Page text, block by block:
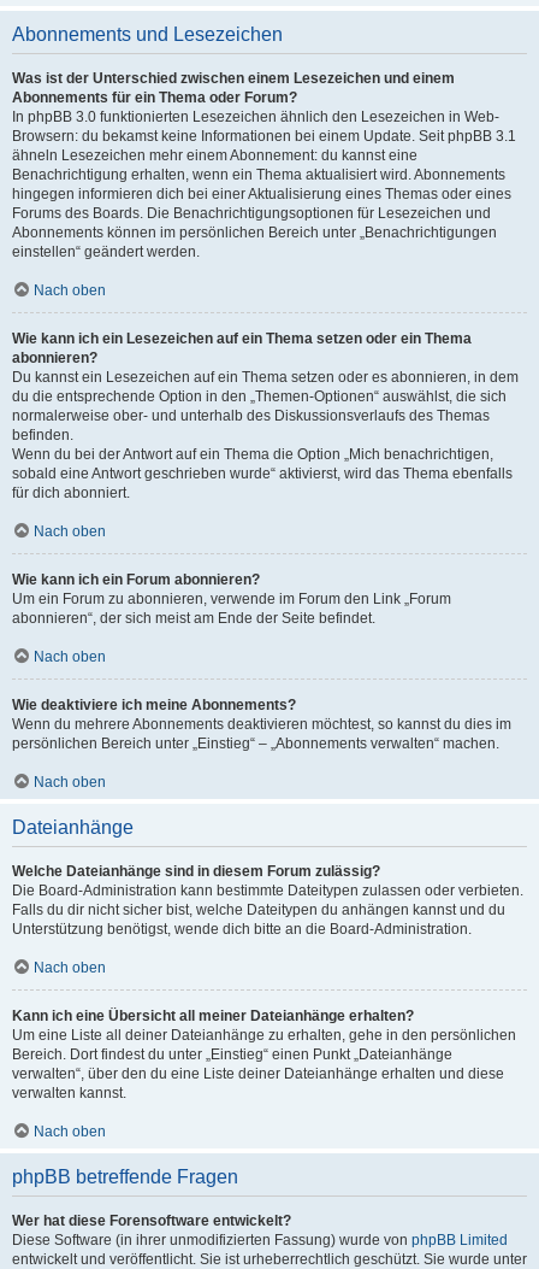
Abonnements und Lesezeichen
Was ist der Unterschied zwischen einem Lesezeichen und einem
Abonnements für ein Thema oder Forum?
In phpBB 3.0 funktionierten Lesezeichen ähnlich den Lesezeichen in Web-
Browsern: du bekamst keine Informationen bei einem Update. Seit phpBB 3.1
ähneln Lesezeichen mehr einem Abonnement: du kannst eine
Benachrichtigung erhalten, wenn ein Thema aktualisiert wird. Abonnements
hingegen informieren dich bei einer Aktualisierung eines Themas oder eines
Forums des Boards. Die Benachrichtigungsoptionen für Lesezeichen und
Abonnements können im persönlichen Bereich unter „Benachrichtigungen
einstellen“ geändert werden.
Nach oben
Wie kann ich ein Lesezeichen auf ein Thema setzen oder ein Thema
abonnieren?
Du kannst ein Lesezeichen auf ein Thema setzen oder es abonnieren, in dem
du die entsprechende Option in den „Themen-Optionen“ auswählst, die sich
normalerweise ober- und unterhalb des Diskussionsverlaufs des Themas
befinden.
Wenn du bei der Antwort auf ein Thema die Option „Mich benachrichtigen,
sobald eine Antwort geschrieben wurde“ aktivierst, wird das Thema ebenfalls
für dich abonniert.
Nach oben
Wie kann ich ein Forum abonnieren?
Um ein Forum zu abonnieren, verwende im Forum den Link „Forum
abonnieren“, der sich meist am Ende der Seite befindet.
Nach oben
Wie deaktiviere ich meine Abonnements?
Wenn du mehrere Abonnements deaktivieren möchtest, so kannst du dies im
persönlichen Bereich unter „Einstieg“ – „Abonnements verwalten“ machen.
Nach oben
Dateianhänge
Welche Dateianhänge sind in diesem Forum zulässig?
Die Board-Administration kann bestimmte Dateitypen zulassen oder verbieten.
Falls du dir nicht sicher bist, welche Dateitypen du anhängen kannst und du
Unterstützung benötigst, wende dich bitte an die Board-Administration.
Nach oben
Kann ich eine Übersicht all meiner Dateianhänge erhalten?
Um eine Liste all deiner Dateianhänge zu erhalten, gehe in den persönlichen
Bereich. Dort findest du unter „Einstieg“ einen Punkt „Dateianhänge
verwalten“, über den du eine Liste deiner Dateianhänge erhalten und diese
verwalten kannst.
Nach oben
phpBB betreffende Fragen
Wer hat diese Forensoftware entwickelt?
Diese Software (in ihrer unmodifizierten Fassung) wurde von phpBB Limited
entwickelt und veröffentlicht. Sie ist urheberrechtlich geschützt. Sie wurde unter